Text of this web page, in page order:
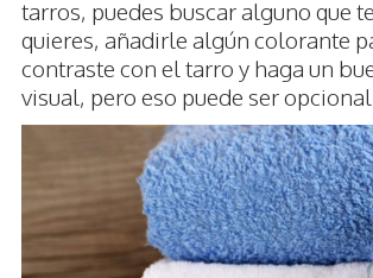
tarros, puedes buscar alguno que
quieres, añadirle algún colorante
contraste con el tarro y haga un
visual, pero eso puede ser opcional.